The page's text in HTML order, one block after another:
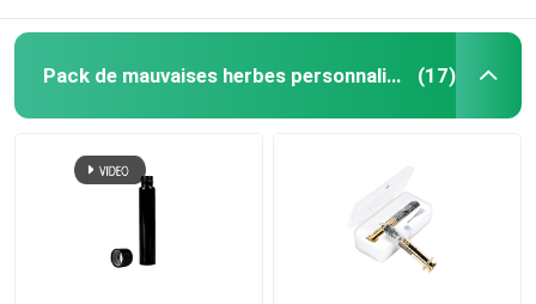
Pack de mauvaises herbes personnalisé (17)